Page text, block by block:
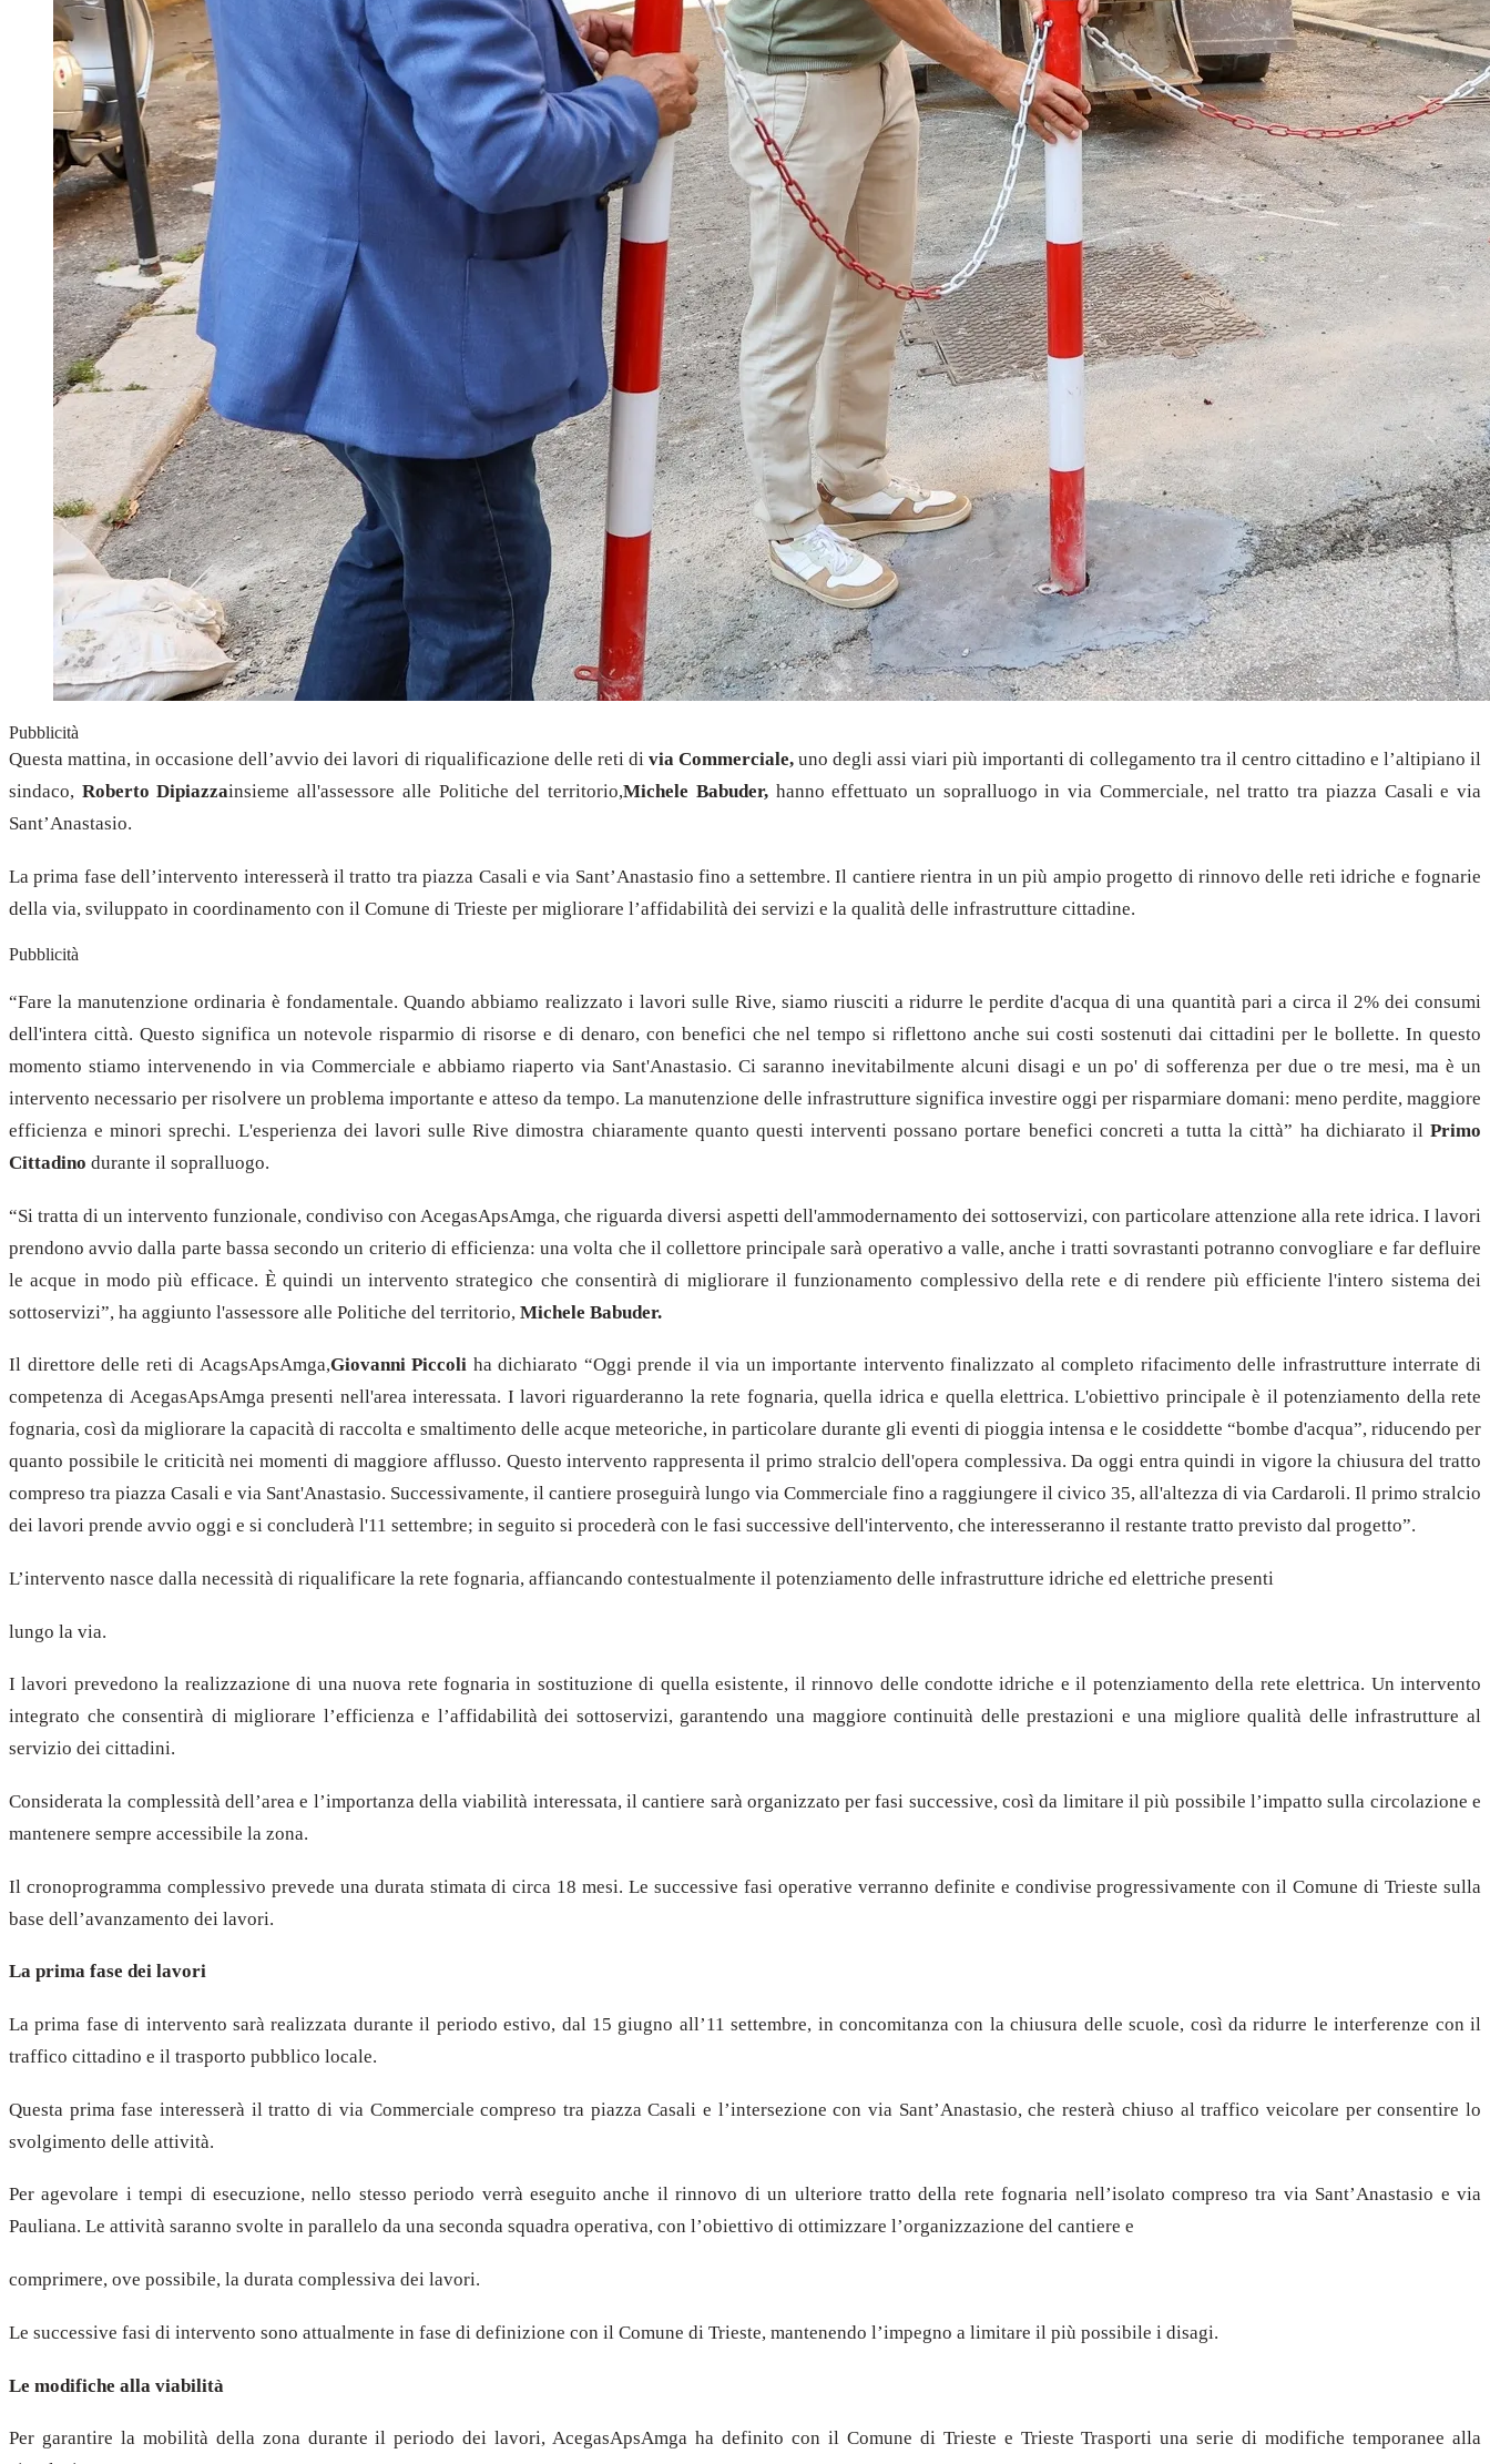
Pubblicità
Questa mattina, in occasione dell’avvio dei lavori di riqualificazione delle reti di via Commerciale,uno degli assi viari più importanti di collegamento tra il centro cittadino e l’altipiano il
sindaco, Roberto Dipiazzainsieme all'assessore alle Politiche del territorio,Michele Babuder,hanno effettuato un sopralluogo in via Commerciale, nel tratto tra piazza Casali e via
Sant’Anastasio.
La prima fase dell’intervento interesserà il tratto tra piazza Casali e via Sant’Anastasio fino a settembre. Il cantiere rientra in un più ampio progetto di rinnovo delle reti idriche e fognarie
della via, sviluppato in coordinamento con il Comune di Trieste per migliorare l’affidabilità dei servizi e la qualità delle infrastrutture cittadine.
Pubblicità
“Fare la manutenzione ordinaria è fondamentale. Quando abbiamo realizzato i lavori sulle Rive, siamo riusciti a ridurre le perdite d'acqua di una quantità pari a circa il 2% dei consumi
dell'intera città. Questo significa un notevole risparmio di risorse e di denaro, con benefici che nel tempo si riflettono anche sui costi sostenuti dai cittadini per le bollette.In questo
momento stiamo intervenendo in via Commerciale e abbiamo riaperto via Sant'Anastasio. Ci saranno inevitabilmente alcuni disagi e un po' di sofferenza per due o tre mesi, ma è un
intervento necessario per risolvere un problema importante e atteso da tempo. La manutenzione delle infrastrutture significa investire oggi per risparmiare domani: meno perdite, maggiore
efficienza e minori sprechi. L'esperienza dei lavori sulle Rive dimostra chiaramente quanto questi interventi possano portare benefici concreti a tutta la città” ha dichiarato il Primo
Cittadino durante il sopralluogo.
“Si tratta di un intervento funzionale, condiviso con AcegasApsAmga, che riguarda diversi aspetti dell'ammodernamento dei sottoservizi, con particolare attenzione alla rete idrica. I lavori
prendono avvio dalla parte bassa secondo un criterio di efficienza: una volta che il collettore principale sarà operativo a valle, anche i tratti sovrastanti potranno convogliare e far defluire
le acque in modo più efficace. È quindi un intervento strategico che consentirà di migliorare il funzionamento complessivo della rete e di rendere più efficiente l'intero sistema dei
sottoservizi”, ha aggiunto l'assessore alle Politiche del territorio, Michele Babuder.
Il direttore delle reti di AcagsApsAmga,Giovanni Piccoli ha dichiarato “Oggi prende il via un importante intervento finalizzato al completo rifacimento delle infrastrutture interrate di
competenza di AcegasApsAmga presenti nell'area interessata. I lavori riguarderanno la rete fognaria, quella idrica e quella elettrica.L'obiettivo principale è il potenziamento della rete
fognaria, così da migliorare la capacità di raccolta e smaltimento delle acque meteoriche, in particolare durante gli eventi di pioggia intensa e le cosiddette “bombe d'acqua”, riducendo per
quanto possibile le criticità nei momenti di maggiore afflusso. Questo intervento rappresenta il primo stralcio dell'opera complessiva. Da oggi entra quindi in vigore la chiusura del tratto
compreso tra piazza Casali e via Sant'Anastasio. Successivamente, il cantiere proseguirà lungo via Commerciale fino a raggiungere il civico 35, all'altezza di via Cardaroli. Il primo stralcio
dei lavori prende avvio oggi e si concluderà l'11 settembre; in seguito si procederà con le fasi successive dell'intervento, che interesseranno il restante tratto previsto dal progetto”.
L’intervento nasce dalla necessità di riqualificare la rete fognaria, affiancando contestualmente il potenziamento delle infrastrutture idriche ed elettriche presenti
lungo la via.
I lavori prevedono la realizzazione di una nuova rete fognaria in sostituzione di quella esistente, il rinnovo delle condotte idriche e il potenziamento della rete elettrica. Un intervento
integrato che consentirà di migliorare l’efficienza e l’affidabilità dei sottoservizi, garantendo una maggiore continuità delle prestazioni e una migliore qualità delle infrastrutture al
servizio dei cittadini.
Considerata la complessità dell’area e l’importanza della viabilità interessata, il cantiere sarà organizzato per fasi successive, così da limitare il più possibile l’impatto sulla circolazione e
mantenere sempre accessibile la zona.
Il cronoprogramma complessivo prevede una durata stimata di circa 18 mesi. Le successive fasi operative verranno definite e condivise progressivamente con il Comune di Trieste sulla
base dell’avanzamento dei lavori.
La prima fase dei lavori
La prima fase di intervento sarà realizzata durante il periodo estivo, dal 15 giugno all’11 settembre, in concomitanza con la chiusura delle scuole, così da ridurre le interferenze con il
traffico cittadino e il trasporto pubblico locale.
Questa prima fase interesserà il tratto di via Commerciale compreso tra piazza Casali e l’intersezione con via Sant’Anastasio, che resterà chiuso al traffico veicolare per consentire lo
svolgimento delle attività.
Per agevolare i tempi di esecuzione, nello stesso periodo verrà eseguito anche il rinnovo di un ulteriore tratto della rete fognaria nell’isolato compreso tra via Sant’Anastasio e via
Pauliana. Le attività saranno svolte in parallelo da una seconda squadra operativa, con l’obiettivo di ottimizzare l’organizzazione del cantiere e
comprimere, ove possibile, la durata complessiva dei lavori.
Le successive fasi di intervento sono attualmente in fase di definizione con il Comune di Trieste, mantenendo l’impegno a limitare il più possibile i disagi.
Le modifiche alla viabilità
Per garantire la mobilità della zona durante il periodo dei lavori, AcegasApsAmga ha definito con il Comune di Trieste e Trieste Trasporti una serie di modifiche temporanee alla